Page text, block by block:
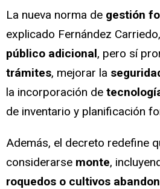
La nueva norma de gestión
explicado Fernández
público adicional, pero sí
trámites, mejorar la
la incorporación de
de inventario y planificación
Además, el decreto redefine
considerarse monte,
roquedos o cultivos